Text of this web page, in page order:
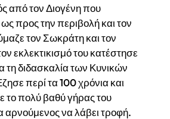
από τον Διογένη που
προς την περιβολή και τον
τον Σωκράτη και τον
εκλεκτικισμό του κατέστησε
τη διδασκαλία των Κυνικών
περί τα 100 χρόνια και
το πολύ βαθύ γήρας του
αρνούμενος να λάβει τροφή.